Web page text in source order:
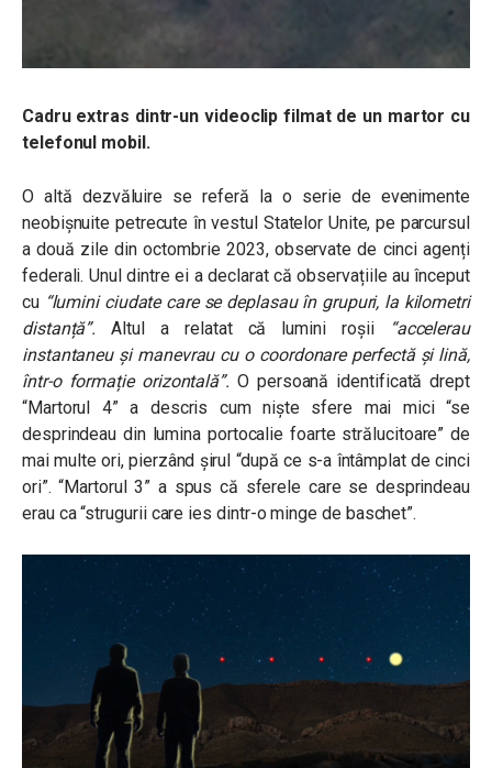
Cadru extras dintr-un videoclip filmat de un martor cu
telefonul mobil.
O altă dezvăluire se referă la o serie de evenimente
neobișnuite petrecute în vestul Statelor Unite, pe parcursul
a două zile din octombrie 2023, observate de cinci agenți
federali. Unul dintre ei a declarat că observațiile au început
cu“lumini ciudate care se deplasau în grupuri, la kilometri
distanță”.Altul a relatat că lumini roșii
“accelerau
instantaneu și manevrau cu o coordonare perfectă și lină,
într-o formație orizontală”. O persoană identificată drept
“Martorul 4” a descris cum niște sfere mai mici “se
desprindeau din lumina portocalie foarte strălucitoare” de
mai multe ori, pierzând șirul “după ce s-a întâmplat de cinci
ori”. “Martorul 3” a spus că sferele care se desprindeau
erau ca “strugurii care ies dintr-o minge de baschet”.